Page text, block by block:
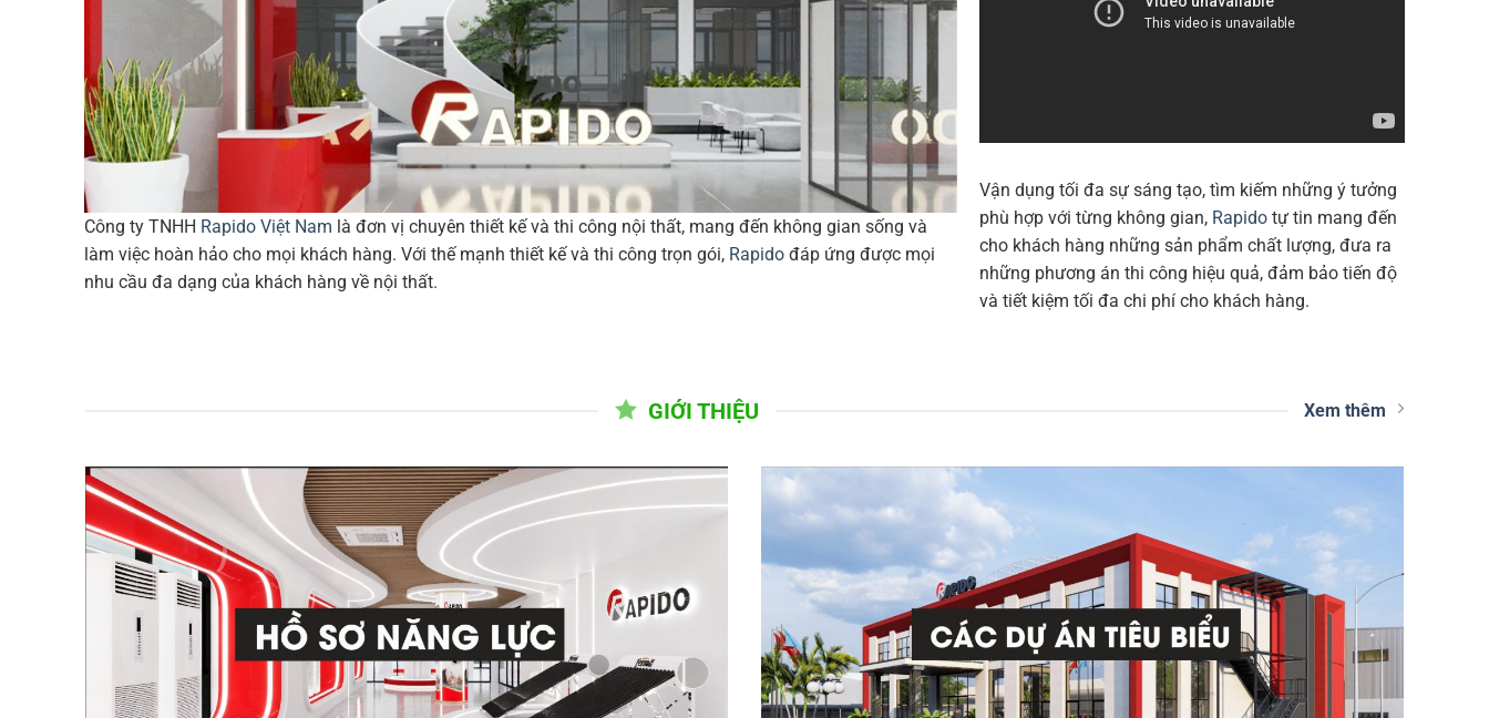
Công ty TNHH Rapido Việt Nam là đơn vị chuyên thiết kế và thi công nội thất, mang đến không gian sống và
làm việc hoàn hảo cho mọi khách hàng. Với thế mạnh thiết kế và thi công trọn gói, Rapidođáp ứng được mọi
nhu cầu đa dạng của khách hàng về nội thất.
Vận dụng tối đa sự sáng tạo, tìm kiếm những ý tưởng
phù hợp với từng không gian, Rapidotự tin mang đến
cho khách hàng những sản phẩm chất lượng, đưa ra
những phương án thi công hiệu quả, đảm bảo tiến độ
và tiết kiệm tối đa chi phí cho khách hàng.
GIỚI THIỆU Xem thêm